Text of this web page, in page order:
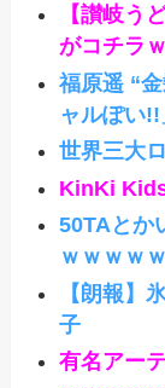
【讃岐う
がコチラ
福原遥 “
ャルぽい!!
世界三大
KinKi
50TAとか
ｗｗｗｗ
【朗報】
子
有名アー